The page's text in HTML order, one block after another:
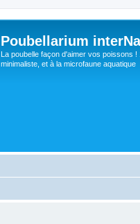
Poubellarium
La poubelle façon d'aimer vos poissons
minimaliste, et à la microfaune aquatique